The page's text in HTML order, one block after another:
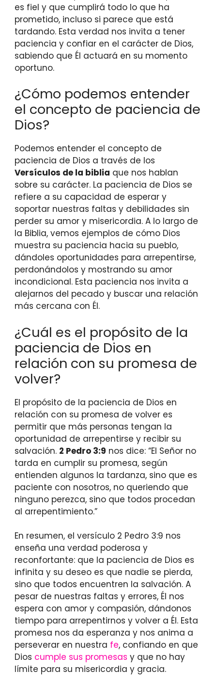
es fiel y que cumplirá todo lo que ha
prometido, incluso si parece que está
tardando. Esta verdad nos invita a tener
paciencia y confiar en el carácter de Dios,
sabiendo que Él actuará en su momento
oportuno.
¿Cómo podemos entender
el concepto de paciencia de
Dios?
Podemos entender el concepto de
paciencia de Dios a través de los
Versículos de la biblia que nos hablan
sobre su carácter. La paciencia de Dios se
refiere a su capacidad de esperar y
soportar nuestras faltas y debilidades sin
perder su amor y misericordia. A lo largo de
la Biblia, vemos ejemplos de cómo Dios
muestra su paciencia hacia su pueblo,
dándoles oportunidades para arrepentirse,
perdonándolos y mostrando su amor
incondicional. Esta paciencia nos invita a
alejarnos del pecado y buscar una relación
más cercana con Él.
¿Cuál es el propósito de la
paciencia de Dios en
relación con su promesa de
volver?
El propósito de la paciencia de Dios en
relación con su promesa de volver es
permitir que más personas tengan la
oportunidad de arrepentirse y recibir su
salvación. 2 Pedro 3:9 nos dice: “El Señor no
tarda en cumplir su promesa, según
entienden algunos la tardanza, sino que es
paciente con nosotros, no queriendo que
ninguno perezca, sino que todos procedan
al arrepentimiento.”
En resumen, el versículo 2 Pedro 3:9 nos
enseña una verdad poderosa y
reconfortante: que la paciencia de Dios es
infinita y su deseo es que nadie se pierda,
sino que todos encuentren la salvación. A
pesar de nuestras faltas y errores, Él nos
espera con amor y compasión, dándonos
tiempo para arrepentirnos y volver a Él. Esta
promesa nos da esperanza y nos anima a
perseverar en nuestra fe, confiando en que
Dios cumple sus promesas y que no hay
límite para su misericordia y gracia.